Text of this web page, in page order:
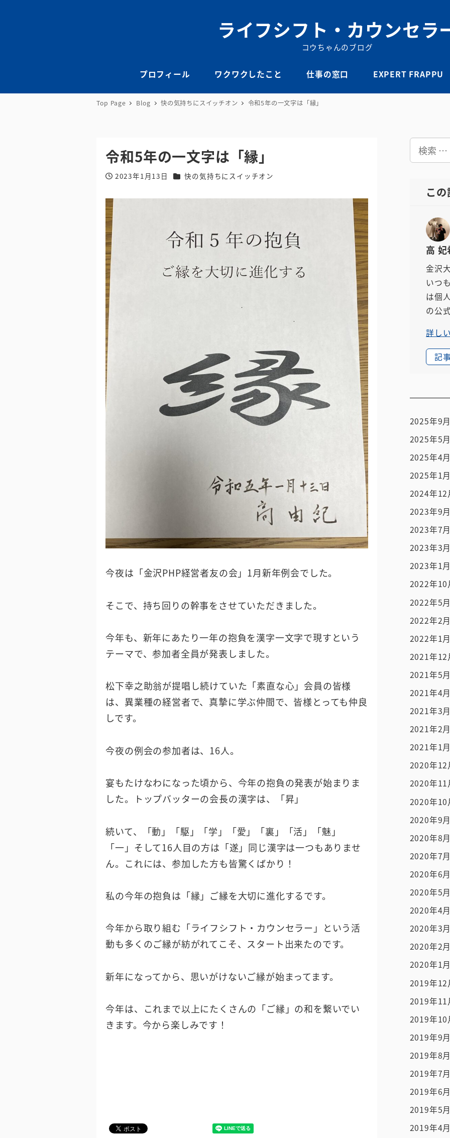
ライフシフト・カウンセラ
コウちゃんのブログ
プロフィール ワクワクしたこと 仕事の窓口 EXPERT FRAPPU
Top Page Blog 快の気持ちにスイッチオン 令和5年の一文字は「縁」
令和5年の一文字は「縁」
投稿日
2023年1月13日 カテゴリー
快の気持ちにスイッチオン
今夜は「金沢PHP経営者友の会」1月新年例会でした。
そこで、持ち回りの幹事をさせていただきました。
今年も、新年にあたり一年の抱負を漢字一文字で現すという
テーマで、参加者全員が発表しました。
松下幸之助翁が提唱し続けていた「素直な心」会員の皆様
は、異業種の経営者で、真摯に学ぶ仲間で、皆様とっても仲良
しです。
今夜の例会の参加者は、16人。
宴もたけなわになった頃から、今年の抱負の発表が始まりま
した。トップバッターの会長の漢字は、「昇」
続いて、「動」「駆」「学」「愛」「裏」「活」「魅」
「一」そして16人目の方は「遂」同じ漢字は一つもありませ
ん。これには、参加した方も皆驚くばかり！
私の今年の抱負は「縁」ご縁を大切に進化するです。
今年から取り組む「ライフシフト・カウンセラー」という活
動も多くのご縁が紡がれてこそ、スタート出来たのです。
新年になってから、思いがけないご縁が始まってます。
今年は、これまで以上にたくさんの「ご縁」の和を繋いでい
きます。今から楽しみです！
索
こ
高 妃
金沢
いつ
は個
の公
詳し
記
2025年9月
2025年5月
2025年4月
2025年1月
2024年12
2023年9月
2023年7月
2023年3月
2023年1月
2022年10
2022年5月
2022年2月
2022年1月
2021年12
2021年5月
2021年4月
2021年3月
2021年2月
2021年1月
2020年12
2020年11
2020年10
2020年9月
2020年8月
2020年7月
2020年6月
2020年5月
2020年4月
2020年3月
2020年2月
2020年1月
2019年12
2019年11
2019年10
2019年9月
2019年8月
2019年7月
2019年6月
2019年5月
2019年4月